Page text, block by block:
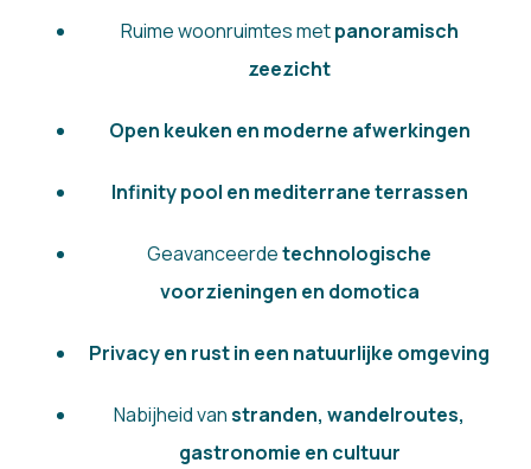
Ruime woonruimtes metpanoramisch
zeezicht
Open keuken en moderne afwerkingen
Infinity pool en mediterrane terrassen
Geavanceerdetechnologische
voorzieningen en domotica
Privacy en rust in een natuurlijke omgeving
Nabijheid vanstranden, wandelroutes,
gastronomie en cultuur